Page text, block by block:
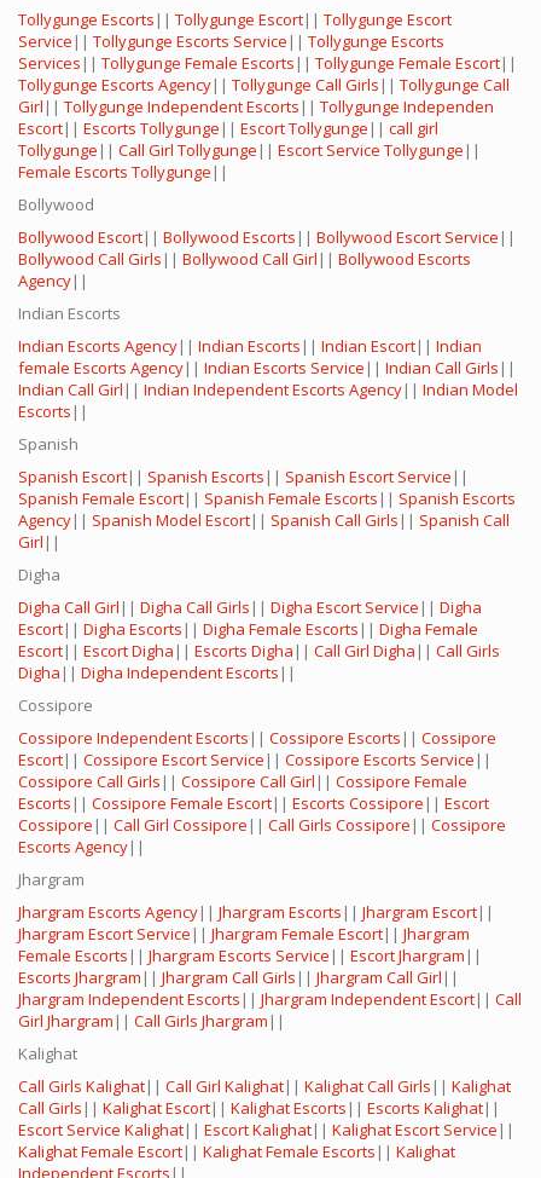
Tollygunge Escorts || Tollygunge Escort|| Tollygunge Escort
Service || Tollygunge Escorts Service || Tollygunge Escorts
Services || Tollygunge Female Escorts || Tollygunge Female Escort||
Tollygunge Escorts Agency|| Tollygunge Call Girls || Tollygunge Call
Girl || Tollygunge Independent Escorts || Tollygunge Independen
Escort|| Escorts Tollygunge || Escort Tollygunge || call girl
Tollygunge || Call Girl Tollygunge || Escort Service Tollygunge ||
Female Escorts Tollygunge ||
Bollywood
Bollywood Escort|| Bollywood Escorts || Bollywood Escort Service ||
Bollywood Call Girls || Bollywood Call Girl || Bollywood Escorts
Agency||
Indian Escorts
Indian Escorts Agency|| Indian Escorts || Indian Escort|| Indian
female Escorts Agency|| Indian Escorts Service || Indian Call Girls ||
Indian Call Girl || Indian Independent Escorts Agency|| Indian Model
Escorts ||
Spanish
Spanish Escort|| Spanish Escorts || Spanish Escort Service ||
Spanish Female Escort|| Spanish Female Escorts || Spanish Escorts
Agency|| Spanish Model Escort|| Spanish Call Girls || Spanish Call
Girl ||
Digha
Digha Call Girl || Digha Call Girls || Digha Escort Service || Digha
Escort|| Digha Escorts || Digha Female Escorts || Digha Female
Escort|| Escort Digha || Escorts Digha || Call Girl Digha || Call Girls
Digha || Digha Independent Escorts ||
Cossipore
Cossipore Independent Escorts || Cossipore Escorts || Cossipore
Escort|| Cossipore Escort Service || Cossipore Escorts Service ||
Cossipore Call Girls || Cossipore Call Girl || Cossipore Female
Escorts || Cossipore Female Escort|| Escorts Cossipore || Escort
Cossipore || Call Girl Cossipore || Call Girls Cossipore || Cossipore
Escorts Agency||
Jhargram
Jhargram Escorts Agency|| Jhargram Escorts || Jhargram Escort||
Jhargram Escort Service || Jhargram Female Escort|| Jhargram
Female Escorts || Jhargram Escorts Service || Escort Jhargram ||
Escorts Jhargram || Jhargram Call Girls || Jhargram Call Girl ||
Jhargram Independent Escorts || Jhargram Independent Escort|| Call
Girl Jhargram || Call Girls Jhargram ||
Kalighat
Call Girls Kalighat|| Call Girl Kalighat|| Kalighat Call Girls || Kalighat
Call Girls || Kalighat Escort|| Kalighat Escorts || Escorts Kalighat||
Escort Service Kalighat|| Escort Kalighat|| Kalighat Escort Service ||
Kalighat Female Escort|| Kalighat Female Escorts || Kalighat
Independent Escorts ||